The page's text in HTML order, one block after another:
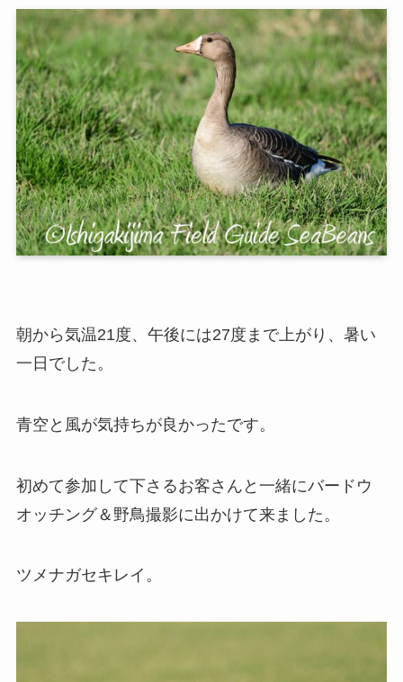
朝から気温21度、午後には27度まで上がり、暑い
一日でした。
青空と風が気持ちが良かったです。
初めて参加して下さるお客さんと一緒にバードウ
オッチング＆野鳥撮影に出かけて来ました。
ツメナガセキレイ。